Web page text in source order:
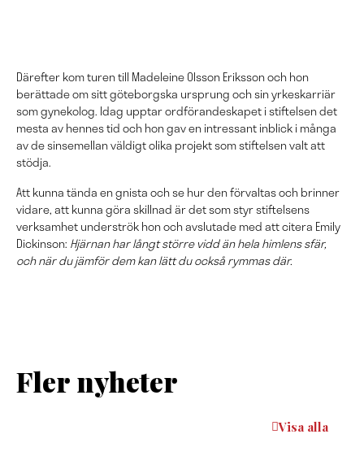
Därefter kom turen till Madeleine Olsson Eriksson och hon
berättade om sitt göteborgska ursprung och sin yrkeskarriär
som gynekolog. Idag upptar ordförandeskapet i stiftelsen det
mesta av hennes tid och hon gav en intressant inblick i många
av de sinsemellan väldigt olika projekt som stiftelsen valt att
stödja.
Att kunna tända en gnista och se hur den förvaltas och brinner
vidare, att kunna göra skillnad är det som styr stiftelsens
verksamhet underströk hon och avslutade med att citera Emily
Dickinson: Hjärnan har långt större vidd än hela himlens sfär,
och när du jämför dem kan lätt du också rymmas där.
Fler nyheter
Visa alla